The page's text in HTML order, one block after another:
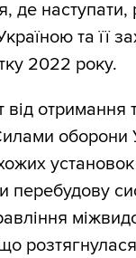
де наступати,
та її
2022 року.
отримання
оборони
перебудову